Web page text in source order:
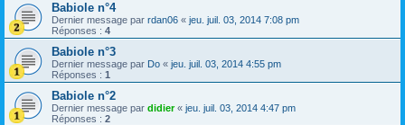
Babiole n°4
Dernier message par rdan06 « jeu. juil. 03, 2014 7:08 pm
Réponses : 4
Babiole n°3
Dernier message par Do « jeu. juil. 03, 2014 4:55 pm
Réponses : 1
Babiole n°2
Dernier message par didier« jeu. juil. 03, 2014 4:47 pm
Réponses : 2